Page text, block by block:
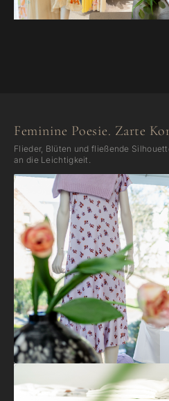
Feminine Poesie. Zarte
Flieder, Blüten und fließende
an die Leichtigkeit.